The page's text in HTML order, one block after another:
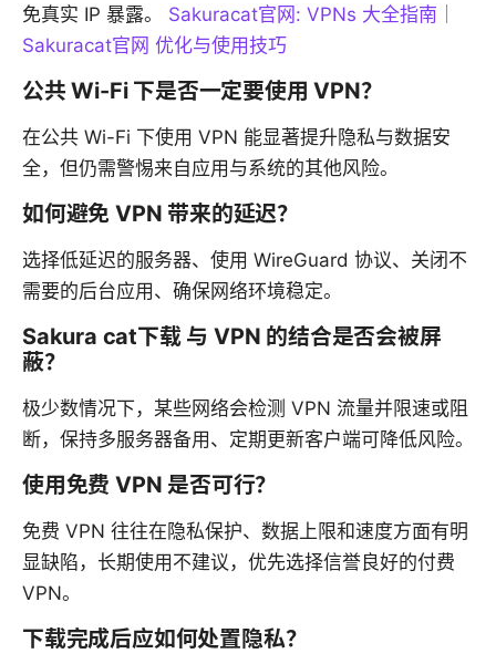
免真实 IP 暴露。 Sakuracat官网: VPNs 大全指南｜
Sakuracat官网 优化与使用技巧
公共 Wi-Fi 下是否一定要使用 VPN？
在公共 Wi-Fi 下使用 VPN 能显著提升隐私与数据安
全，但仍需警惕来自应用与系统的其他风险。
如何避免 VPN 带来的延迟？
选择低延迟的服务器、使用 WireGuard 协议、关闭不
需要的后台应用、确保网络环境稳定。
Sakura cat下载 与 VPN 的结合是否会被屏
蔽？
极少数情况下，某些网络会检测 VPN 流量并限速或阻
断，保持多服务器备用、定期更新客户端可降低风险。
使用免费 VPN 是否可行？
免费 VPN 往往在隐私保护、数据上限和速度方面有明
显缺陷，长期使用不建议，优先选择信誉良好的付费
VPN。
下载完成后应如何处置隐私？